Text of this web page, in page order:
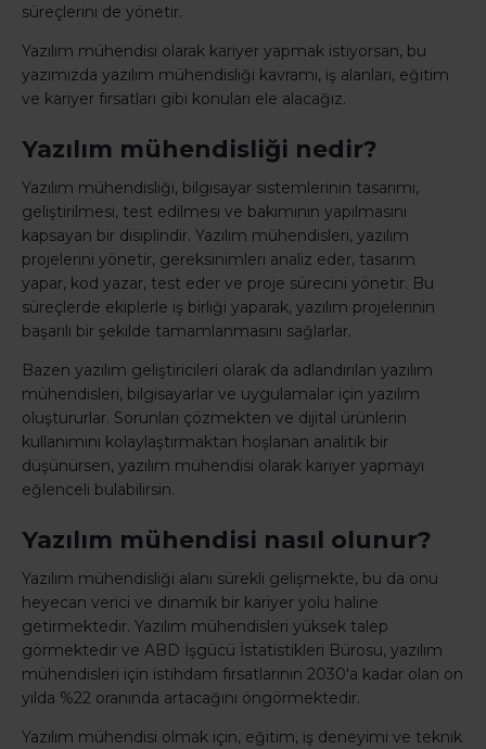
süreçlerini de yönetir.
Yazılım mühendisi olarak kariyer yapmak istiyorsan, bu
yazımızda yazılım mühendisliği kavramı, iş alanları, eğitim
ve kariyer fırsatları gibi konuları ele alacağız.
Yazılım mühendisliği nedir?
Yazılım mühendisliği, bilgisayar sistemlerinin tasarımı,
geliştirilmesi, test edilmesi ve bakımının yapılmasını
kapsayan bir disiplindir. Yazılım mühendisleri, yazılım
projelerini yönetir, gereksinimleri analiz eder, tasarım
yapar, kod yazar, test eder ve proje sürecini yönetir. Bu
süreçlerde ekiplerle iş birliği yaparak, yazılım projelerinin
başarılı bir şekilde tamamlanmasını sağlarlar.
Bazen yazılım geliştiricileri olarak da adlandırılan yazılım
mühendisleri, bilgisayarlar ve uygulamalar için yazılım
oluştururlar. Sorunları çözmekten ve dijital ürünlerin
kullanımını kolaylaştırmaktan hoşlanan analitik bir
düşünürsen, yazılım mühendisi olarak kariyer yapmayı
eğlenceli bulabilirsin.
Yazılım mühendisi nasıl olunur?
Yazılım mühendisliği alanı sürekli gelişmekte, bu da onu
heyecan verici ve dinamik bir kariyer yolu haline
getirmektedir. Yazılım mühendisleri yüksek talep
görmektedir ve ABD İşgücü İstatistikleri Bürosu, yazılım
mühendisleri için istihdam fırsatlarının 2030'a kadar olan on
yılda %22 oranında artacağını öngörmektedir.
Yazılım mühendisi olmak için, eğitim, iş deneyimi ve teknik